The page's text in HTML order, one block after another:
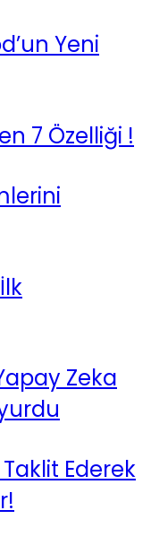
Yeni
7 Özelliği !
Zeka
Ederek